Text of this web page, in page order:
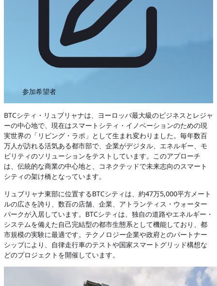
参加希望者
BTCシティ・リュブリャナは、ヨーロッパ最大級のビジネスとレジャ
ーの中心地で、現在はスマートシティ・イノベーションのための現
実世界の「リビング・ラボ」として生まれ変わりました。毎年数百
万人が訪れる活気ある都市部で、企業がデジタル、エネルギー、モ
ビリティのソリューションをテストしています。このアプローチ
は、伝統的な商業の中心地と、コネクテッドで未来志向のスマート
シティの架け橋となっています。
リュブリャナ東部に位置するBTCシティは、約47万5,000平方メート
ルの広さを誇り、数百の店舗、企業、アトランティス・ウォーター
パークが入居しています。BTCシティは、独自の道路やエネルギー・
システムを備えた自己完結型の都市生態系として機能しており、都
市規模の実験に最適です。テクノロジー企業や政府とのパートナー
シップにより、自律走行車のテストや国家スマートグリッド構想な
どのプロジェクトを開催しています。